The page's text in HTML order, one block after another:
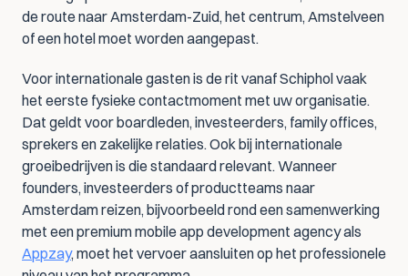
de route naar Amsterdam-Zuid, het centrum, Amstelveen
of een hotel moet worden aangepast.
Voor internationale gasten is de rit vanaf Schiphol vaak
het eerste fysieke contactmoment met uw organisatie.
Dat geldt voor boardleden, investeerders, family offices,
sprekers en zakelijke relaties. Ook bij internationale
groeibedrijven is die standaard relevant. Wanneer
founders, investeerders of productteams naar
Amsterdam reizen, bijvoorbeeld rond een samenwerking
Appzay, moet het vervoer aansluiten op het professionele